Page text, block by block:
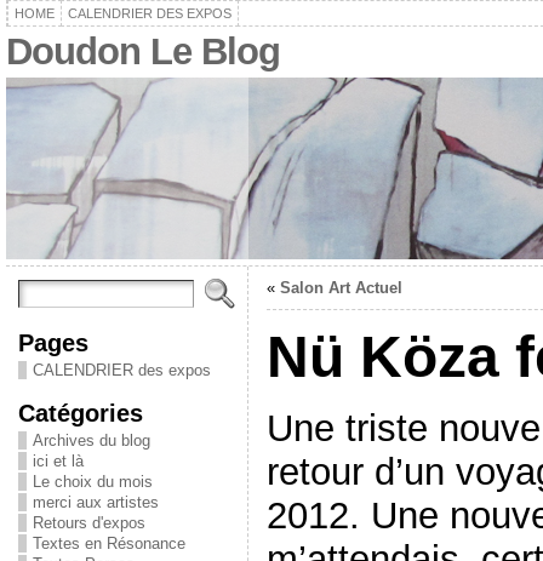
HOME CALENDRIER DES EXPOS
Doudon Le Blog
Pages
CALENDRIER des expos
Catégories
Archives du blog
ici et là
Le choix du mois
merci aux artistes
Retours d'expos
Textes en Résonance
« Salon Art Actuel
Nü Köza
Une triste
retour d’un
2012. Une